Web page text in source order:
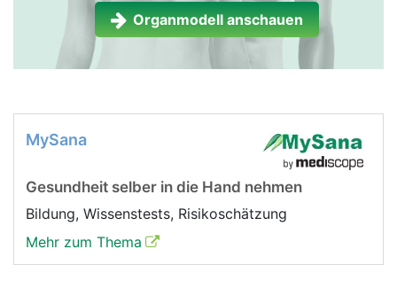
Organmodell anschauen
MySana
Gesundheit selber in die Hand nehmen
Bildung, Wissenstests, Risikoschätzung
Mehr zum Thema